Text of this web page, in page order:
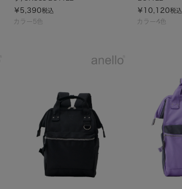
カラー5色
¥ 5,390税込
カラー4色
¥ 10,120税込